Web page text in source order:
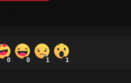
0 0 1 1